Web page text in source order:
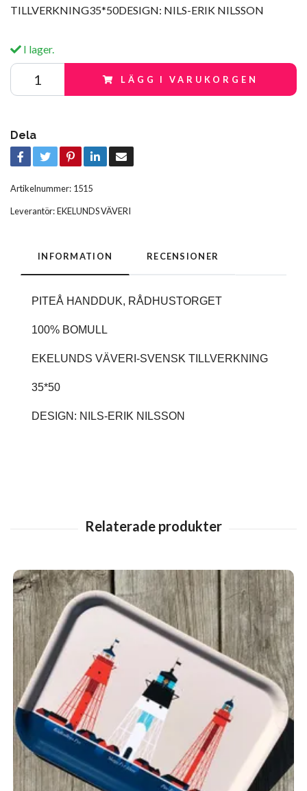
TILLVERKNING35*50DESIGN: NILS-ERIK NILSSON
I lager.
LÄGG I VARUKORGEN
Dela
Artikelnummer: 1515
Leverantör:EKELUNDS VÄVERI
INFORMATION RECENSIONER
PITEÅ HANDDUK, RÅDHUSTORGET
100% BOMULL
EKELUNDS VÄVERI-SVENSK TILLVERKNING
35*50
DESIGN: NILS-ERIK NILSSON